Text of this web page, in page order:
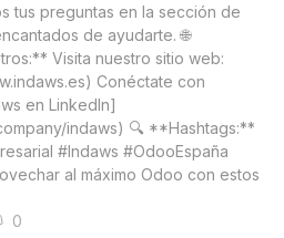
tus preguntas en la sección de
de ayudarte. 🌐
Visita nuestro sitio web:
Conéctate con
en LinkedIn]
indaws) 🔍 **Hashtags:**
#Indaws #OdooEspaña
al máximo Odoo con estos
0